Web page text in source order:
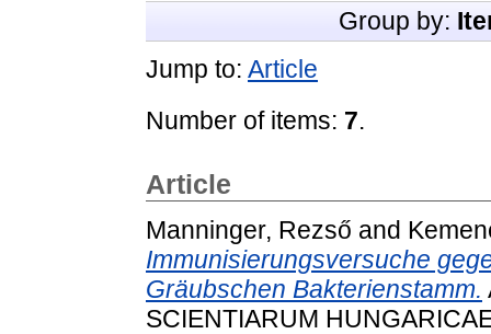
Group by:
Jump to: Article
Number of items: 7.
Article
Manninger, Rezső and
Immunisierungsversuche
Gräubschen Bakterienstamm.
SCIENTIARUM